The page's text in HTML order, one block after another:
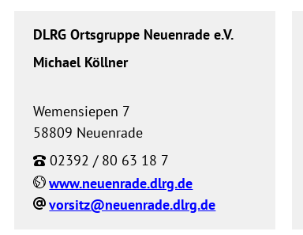
www.neuenrade.dlrg.de
vorsitz@neuenrade.dlrg.de
DLRG Ortsgruppe Neuenrade e.V.
Wemensiepen 7
58809 Neuenrade
02392 / 80 63 18 7
Michael Köllner